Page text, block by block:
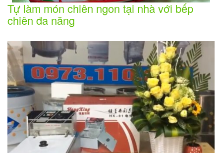
Tự làm món chiên ngon tại nhà với bếp
chiên đa năng